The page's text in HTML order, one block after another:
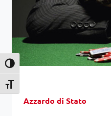
Attiva/disattiva alto contrasto
Attiva/disattiva dimensione testo
Azzardo di Stato